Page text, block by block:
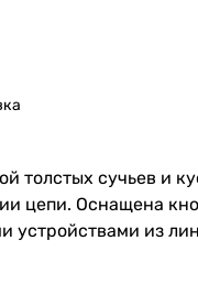
толстых сучьев
цепи. Оснащена
устройствами из